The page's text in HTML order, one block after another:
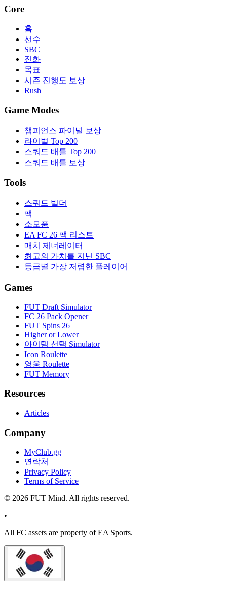
Core
홈
선수
SBC
진화
목표
시즌 진행도 보상
Rush
Game Modes
챔피언스 파이널 보상
라이벌 Top 200
스쿼드 배틀 Top 200
스쿼드 배틀 보상
Tools
스쿼드 빌더
팩
소모품
EA FC 26 팩 리스트
매치 제너레이터
최고의 가치를 지닌 SBC
등급별 가장 저렴한 플레이어
Games
FUT Draft Simulator
FC 26 Pack Opener
FUT Spins 26
Higher or Lower
아이템 선택 Simulator
Icon Roulette
영웅 Roulette
FUT Memory
Resources
Articles
Company
MyClub.gg
연락처
Privacy Policy
Terms of Service
© 2026 FUT Mind. All rights reserved.
•
All FC assets are property of EA Sports.